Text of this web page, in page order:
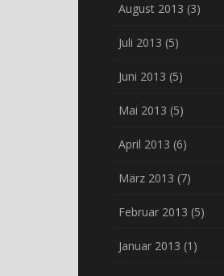
August 2013 (3)
Juli 2013 (5)
Juni 2013 (5)
Mai 2013 (5)
April 2013 (6)
März 2013 (7)
Februar 2013 (5)
Januar 2013 (1)